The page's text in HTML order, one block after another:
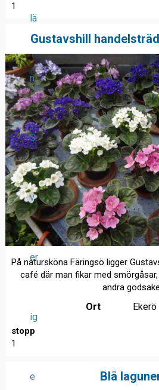
lä
n
S
v
er
ig
e
1
Gustavshill
På natursköna Färingsö ligger
café där man fikar med
andra
Ort Ekerö
stopp
1
Blå